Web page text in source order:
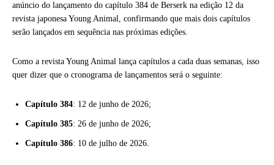
anúncio do lançamento do capítulo 384 de Berserk na edição 12 da
revista japonesa Young Animal, confirmando que mais dois capítulos
serão lançados em sequência nas próximas edições.
Como a revista Young Animal lança capítulos a cada duas semanas, isso
quer dizer que o cronograma de lançamentos será o seguinte:
Capítulo 384: 12 de junho de 2026;
Capítulo 385: 26 de junho de 2026;
Capítulo 386: 10 de julho de 2026.